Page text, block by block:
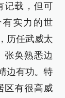
记载，但可
实力的世
历任武威太
张奂熟悉边
边有功。特
区有很高威